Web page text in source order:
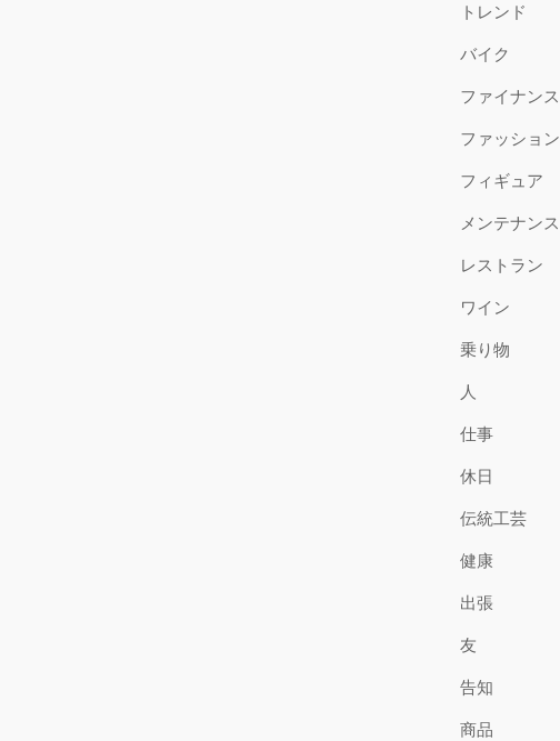
トレンド
バイク
ファイナンス
ファッション
フィギュア
メンテナンス
レストラン
ワイン
乗り物
人
仕事
休日
伝統工芸
健康
出張
友
告知
商品